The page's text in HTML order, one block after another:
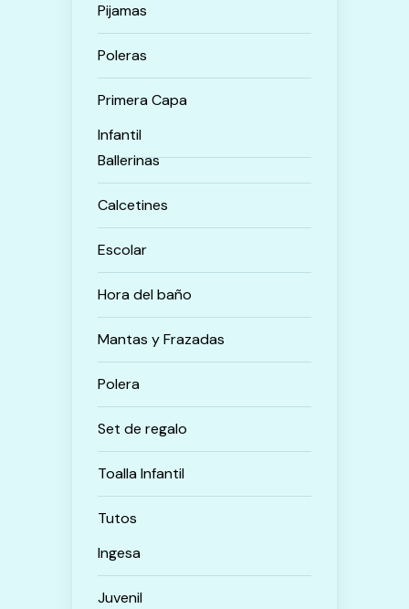
Pijamas
Poleras
Primera Capa
Infantil
Ballerinas
Calcetines
Escolar
Hora del baño
Mantas y Frazadas
Polera
Set de regalo
Toalla Infantil
Tutos
Ingesa
Juvenil